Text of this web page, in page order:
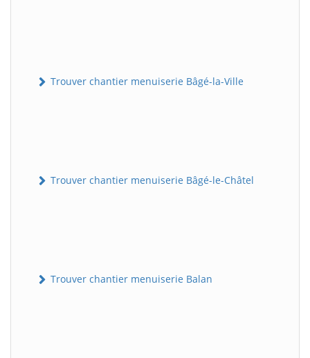
Trouver chantier menuiserie Bâgé-la-Ville
Trouver chantier menuiserie Bâgé-le-Châtel
Trouver chantier menuiserie Balan